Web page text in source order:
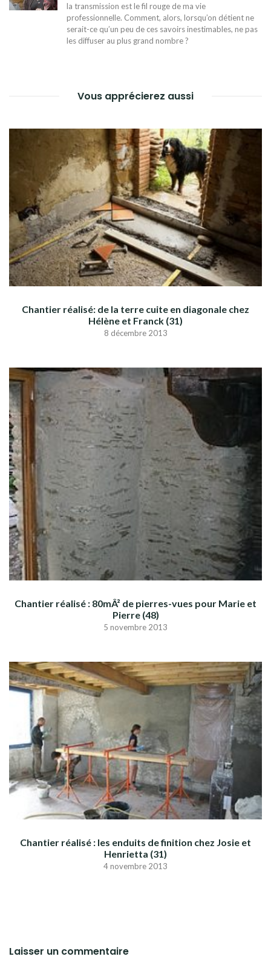
la transmission est le fil rouge de ma vie
professionnelle. Comment, alors, lorsqu’on détient ne
serait-ce qu’un peu de ces savoirs inestimables, ne pas
les diffuser au plus grand nombre ?
Vous apprécierez aussi
Chantier réalisé: de la terre cuite en diagonale chez
Hélène et Franck (31)
8 décembre 2013
Chantier réalisé : 80mÂ² de pierres-vues pour Marie et
Pierre (48)
5 novembre 2013
Chantier réalisé : les enduits de finition chez Josie et
Henrietta (31)
4 novembre 2013
Laisser un commentaire